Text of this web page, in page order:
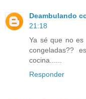
Deambulando
21:18
Ya sé que no
congeladas??
cocina......
Responder